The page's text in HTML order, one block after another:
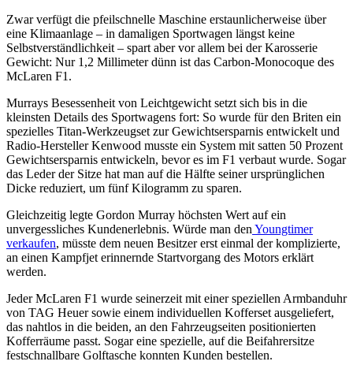
Zwar verfügt die pfeilschnelle Maschine erstaunlicherweise über
eine Klimaanlage – in damaligen Sportwagen längst keine
Selbstverständlichkeit – spart aber vor allem bei der Karosserie
Gewicht: Nur 1,2 Millimeter dünn ist das Carbon-Monocoque des
McLaren F1.
Murrays Besessenheit von Leichtgewicht setzt sich bis in die
kleinsten Details des Sportwagens fort: So wurde für den Briten ein
spezielles Titan-Werkzeugset zur Gewichtsersparnis entwickelt und
Radio-Hersteller Kenwood musste ein System mit satten 50 Prozent
Gewichtsersparnis entwickeln, bevor es im F1 verbaut wurde. Sogar
das Leder der Sitze hat man auf die Hälfte seiner ursprünglichen
Dicke reduziert, um fünf Kilogramm zu sparen.
Gleichzeitig legte Gordon Murray höchsten Wert auf ein
unvergessliches Kundenerlebnis. Würde man den Youngtimer
verkaufen, müsste dem neuen Besitzer erst einmal der komplizierte,
an einen Kampfjet erinnernde Startvorgang des Motors erklärt
werden.
Jeder McLaren F1 wurde seinerzeit mit einer speziellen Armbanduhr
von TAG Heuer sowie einem individuellen Kofferset ausgeliefert,
das nahtlos in die beiden, an den Fahrzeugseiten positionierten
Kofferräume passt. Sogar eine spezielle, auf die Beifahrersitze
festschnallbare Golftasche konnten Kunden bestellen.